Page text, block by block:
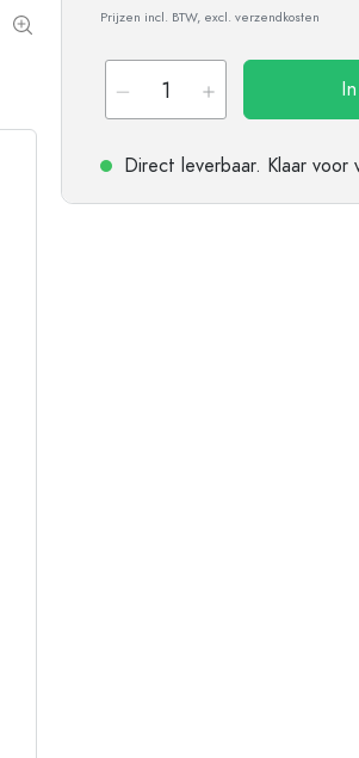
Gistingsflessen & Mandflessen
Prijzen incl. BTW, excl. verzendkosten
Direct leverbaar. Klaar voor